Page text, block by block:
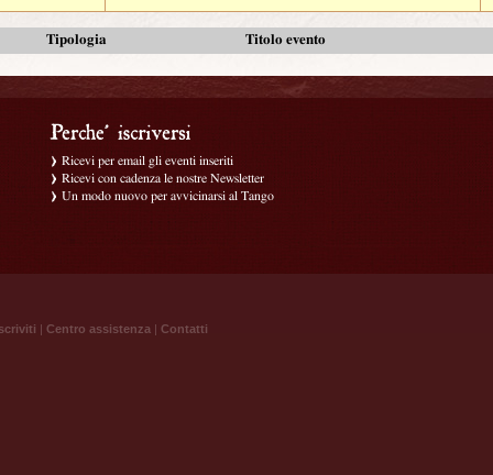
Tipologia Titolo evento
Ricevi per email gli eventi inseriti
Ricevi con cadenza le nostre Newsletter
Un modo nuovo per avvicinarsi al Tango
| Centro assistenza | Contatti